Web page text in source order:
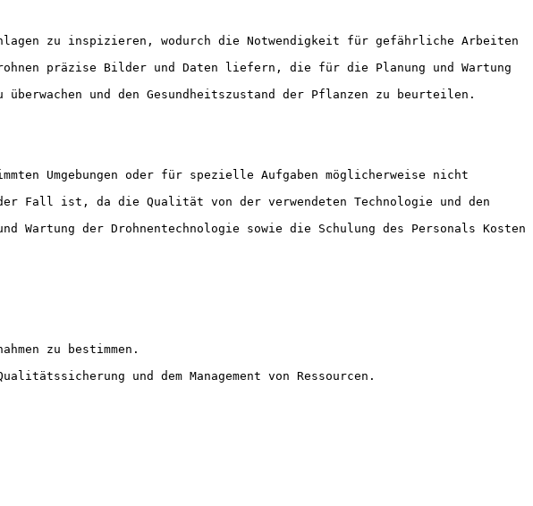
zu inspizieren, wodurch die Notwendigkeit für gefährliche Arbeiten
präzise Bilder und Daten liefern, die für die Planung und Wartung
und den Gesundheitszustand der Pflanzen zu beurteilen.
Umgebungen oder für spezielle Aufgaben möglicherweise nicht
Fall ist, da die Qualität von der verwendeten Technologie und den
der Drohnentechnologie sowie die Schulung des Personals Kosten
zu bestimmen.